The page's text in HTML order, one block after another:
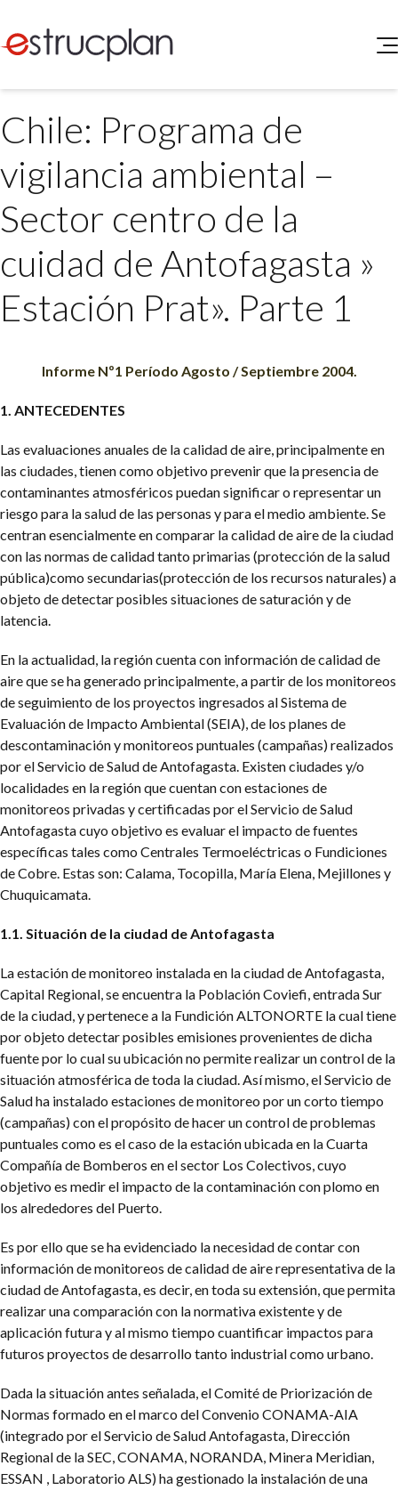
SERVICIOS
Medio Ambiente
Legislación
INGRESAR
Portal de Clientes
Matriz Premium
Matriz Profesional
Chile: Programa de
vigilancia ambiental –
Sector centro de la
cuidad de Antofagasta »
Estación Prat». Parte 1
Informe Nº1 Período Agosto / Septiembre 2004.
1. ANTECEDENTES
Las evaluaciones anuales de la calidad de aire, principalmente en
las ciudades, tienen como objetivo prevenir que la presencia de
contaminantes atmosféricos puedan significar o representar un
riesgo para la salud de las personas y para el medio ambiente. Se
centran esencialmente en comparar la calidad de aire de la ciudad
con las normas de calidad tanto primarias (protección de la salud
pública)como secundarias(protección de los recursos naturales) a
objeto de detectar posibles situaciones de saturación y de
latencia.
En la actualidad, la región cuenta con información de calidad de
aire que se ha generado principalmente, a partir de los monitoreos
de seguimiento de los proyectos ingresados al Sistema de
Evaluación de Impacto Ambiental (SEIA), de los planes de
descontaminación y monitoreos puntuales (campañas) realizados
por el Servicio de Salud de Antofagasta. Existen ciudades y/o
localidades en la región que cuentan con estaciones de
monitoreos privadas y certificadas por el Servicio de Salud
Antofagasta cuyo objetivo es evaluar el impacto de fuentes
específicas tales como Centrales Termoeléctricas o Fundiciones
de Cobre. Estas son: Calama, Tocopilla, María Elena, Mejillones y
Chuquicamata.
1.1. Situación de la ciudad de Antofagasta
La estación de monitoreo instalada en la ciudad de Antofagasta,
Capital Regional, se encuentra la Población Coviefi, entrada Sur
de la ciudad, y pertenece a la Fundición ALTONORTE la cual tiene
por objeto detectar posibles emisiones provenientes de dicha
fuente por lo cual su ubicación no permite realizar un control de la
situación atmosférica de toda la ciudad. Así mismo, el Servicio de
Salud ha instalado estaciones de monitoreo por un corto tiempo
(campañas) con el propósito de hacer un control de problemas
puntuales como es el caso de la estación ubicada en la Cuarta
Compañía de Bomberos en el sector Los Colectivos, cuyo
objetivo es medir el impacto de la contaminación con plomo en
los alrededores del Puerto.
Es por ello que se ha evidenciado la necesidad de contar con
información de monitoreos de calidad de aire representativa de la
ciudad de Antofagasta, es decir, en toda su extensión, que permita
realizar una comparación con la normativa existente y de
aplicación futura y al mismo tiempo cuantificar impactos para
futuros proyectos de desarrollo tanto industrial como urbano.
Dada la situación antes señalada, el Comité de Priorización de
Normas formado en el marco del Convenio CONAMA-AIA
(integrado por el Servicio de Salud Antofagasta, Dirección
Regional de la SEC, CONAMA, NORANDA, Minera Meridian,
ESSAN , Laboratorio ALS) ha gestionado la instalación de una